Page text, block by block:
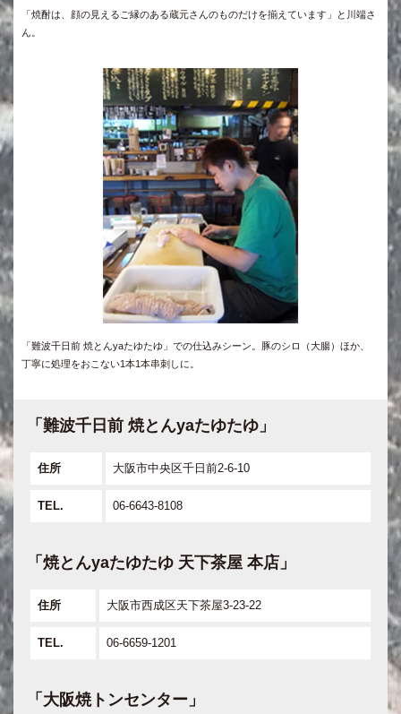
「焼酎は、顔の見えるご縁のある蔵元さんのものだけを揃えています」と川端さ
ん。
「難波千日前 焼とんyaたゆたゆ」での仕込みシーン。豚のシロ（大腸）ほか、
丁寧に処理をおこない1本1本串刺しに。
「難波千日前 焼とんyaたゆたゆ」
住所 大阪市中央区千日前2-6-10
TEL. 06-6643-8108
「焼とんyaたゆたゆ 天下茶屋 本店」
住所 大阪市西成区天下茶屋3-23-22
TEL. 06-6659-1201
「大阪焼トンセンター」